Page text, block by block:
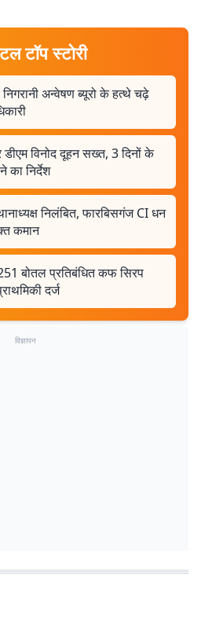
टॉप स्टोरी
अन्वेषण ब्यूरो के हत्थे चढ़े
डीएम विनोद दूहन सख्त, 3 दिनों के
का निर्देश
निलंबित, फारबिसगंज CI धन
कमान
बोतल प्रतिबंधित कफ सिरप
दर्ज
विज्ञापन